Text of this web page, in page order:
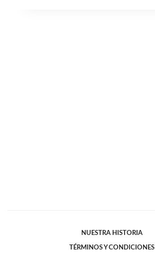
NUESTRA HISTORIA
TÉRMINOS Y CONDICIONES